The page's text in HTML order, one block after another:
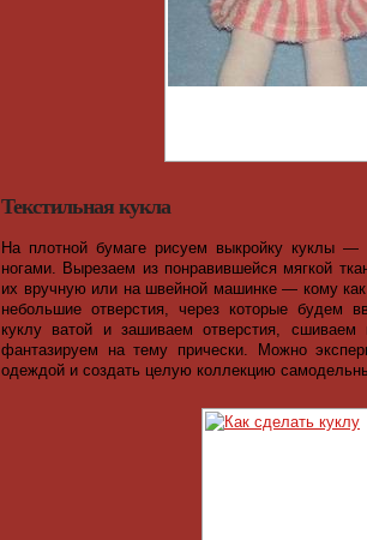
Текстильная кукла
На плотной бумаге рисуем выкройку куклы
ногами. Вырезаем из понравившейся мягкой
их вручную или на швейной машинке — кому
небольшие отверстия, через которые будем
куклу ватой и зашиваем отверстия,
фантазируем на тему прически. Можно
одеждой и создать целую коллекцию